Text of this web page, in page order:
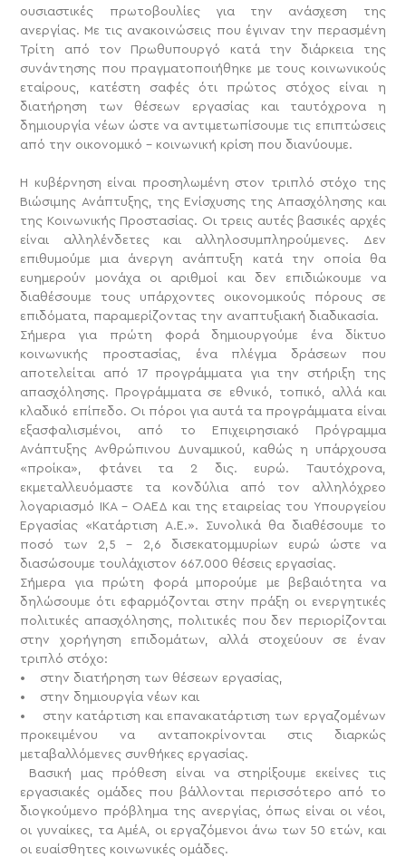
ουσιαστικές πρωτοβουλίες για την ανάσχεση της
ανεργίας. Με τις ανακοινώσεις που έγιναν την περασμένη
Τρίτη από τον Πρωθυπουργό κατά την διάρκεια της
συνάντησης που πραγματοποιήθηκε με τους κοινωνικούς
εταίρους, κατέστη σαφές ότι πρώτος στόχος είναι η
διατήρηση των θέσεων εργασίας και ταυτόχρονα η
δημιουργία νέων ώστε να αντιμετωπίσουμε τις επιπτώσεις
από την οικονομικό – κοινωνική κρίση που διανύουμε.
Η κυβέρνηση είναι προσηλωμένη στον τριπλό στόχο της
Βιώσιμης Ανάπτυξης, της Ενίσχυσης της Απασχόλησης και
της Κοινωνικής Προστασίας. Οι τρεις αυτές βασικές αρχές
είναι αλληλένδετες και αλληλοσυμπληρούμενες. Δεν
επιθυμούμε μια άνεργη ανάπτυξη κατά την οποία θα
ευημερούν μονάχα οι αριθμοί και δεν επιδιώκουμε να
διαθέσουμε τους υπάρχοντες οικονομικούς πόρους σε
επιδόματα, παραμερίζοντας την αναπτυξιακή διαδικασία.
Σήμερα για πρώτη φορά δημιουργούμε ένα δίκτυο
κοινωνικής προστασίας, ένα πλέγμα δράσεων που
αποτελείται από 17 προγράμματα για την στήριξη της
απασχόλησης. Προγράμματα σε εθνικό, τοπικό, αλλά και
κλαδικό επίπεδο. Οι πόροι για αυτά τα προγράμματα είναι
εξασφαλισμένοι, από το Επιχειρησιακό Πρόγραμμα
Ανάπτυξης Ανθρώπινου Δυναμικού, καθώς η υπάρχουσα
«προίκα», φτάνει τα 2 δις. ευρώ. Ταυτόχρονα,
εκμεταλλευόμαστε τα κονδύλια από τον αλληλόχρεο
λογαριασμό ΙΚΑ – ΟΑΕΔ και της εταιρείας του Υπουργείου
Εργασίας «Κατάρτιση Α.Ε.». Συνολικά θα διαθέσουμε το
ποσό των 2,5 – 2,6 δισεκατομμυρίων ευρώ ώστε να
διασώσουμε τουλάχιστον 667.000 θέσεις εργασίας.
Σήμερα για πρώτη φορά μπορούμε με βεβαιότητα να
δηλώσουμε ότι εφαρμόζονται στην πράξη οι ενεργητικές
πολιτικές απασχόλησης, πολιτικές που δεν περιορίζονται
στην χορήγηση επιδομάτων, αλλά στοχεύουν σε έναν
τριπλό στόχο:
• στην διατήρηση των θέσεων εργασίας,
• στην δημιουργία νέων και
• στην κατάρτιση και επανακατάρτιση των εργαζομένων
προκειμένου να ανταποκρίνονται στις διαρκώς
μεταβαλλόμενες συνθήκες εργασίας.
Βασική μας πρόθεση είναι να στηρίξουμε εκείνες τις
εργασιακές ομάδες που βάλλονται περισσότερο από το
διογκούμενο πρόβλημα της ανεργίας, όπως είναι οι νέοι,
οι γυναίκες, τα ΑμέΑ, οι εργαζόμενοι άνω των 50 ετών, και
οι ευαίσθητες κοινωνικές ομάδες.